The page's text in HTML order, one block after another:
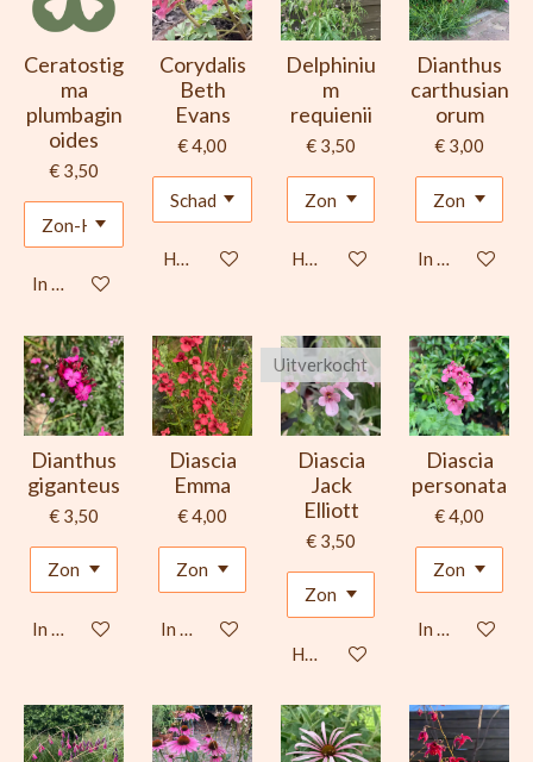
Ceratostig
ma
plumbagin
oides
€ 3,50
In winkelwagen
Corydalis
Beth
Evans
€ 4,00
Houd mij op de hoogte
Delphiniu
m
requienii
€ 3,50
Houd mij op de hoogte
Dianthus
carthusian
orum
€ 3,00
In
Dianthus
giganteus
€ 3,50
In winkelwagen
Diascia
Emma
€ 4,00
In winkelwagen
Uitverkocht
Diascia
Jack
Elliott
€ 3,50
Houd mij op de hoogte
Diascia
personata
€ 4,00
In